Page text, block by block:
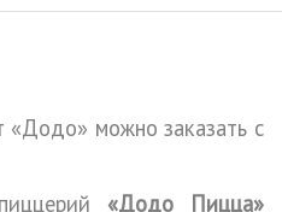
можно заказать с
«Додо Пицца»